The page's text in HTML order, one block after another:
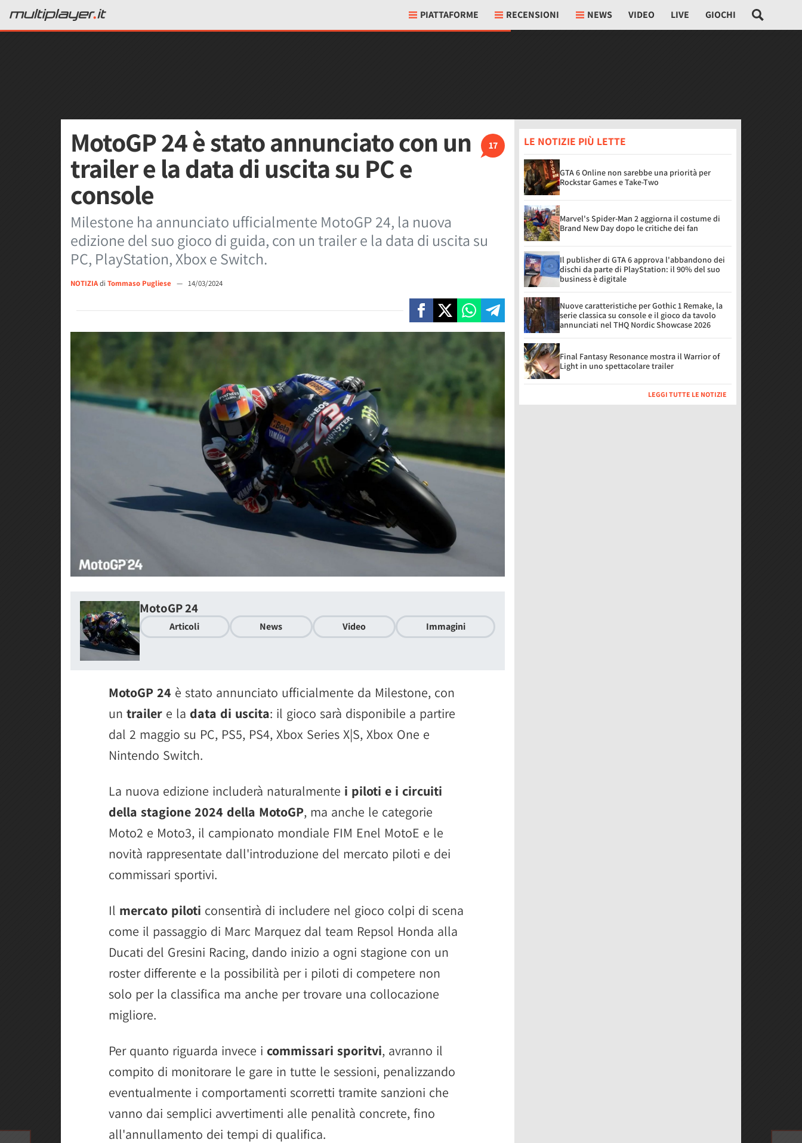
PIATTAFORME RECENSIONI NEWS VIDEO LIVE GIOCHI
17
MotoGP 24 è stato annunciato con un
trailer e la data di uscita su PC e
console
Milestone ha annunciato ufficialmente MotoGP 24, la nuova
edizione del suo gioco di guida, con un trailer e la data di uscita su
PC, PlayStation, Xbox e Switch.
NOTIZIAdi Tommaso Pugliese — 14/03/2024
MotoGP 24
Articoli News Video Immagini
MotoGP 24 è stato annunciato ufficialmente da Milestone, con
un trailer e la data di uscita: il gioco sarà disponibile a partire
dal 2 maggio su PC, PS5, PS4, Xbox Series X|S, Xbox One e
Nintendo Switch.
La nuova edizione includerà naturalmente i piloti e i circuiti
della stagione 2024 della MotoGP, ma anche le categorie
Moto2 e Moto3, il campionato mondiale FIM Enel MotoE e le
novità rappresentate dall'introduzione del mercato piloti e dei
commissari sportivi.
Il mercato piloti consentirà di includere nel gioco colpi di scena
come il passaggio di Marc Marquez dal team Repsol Honda alla
Ducati del Gresini Racing, dando inizio a ogni stagione con un
roster differente e la possibilità per i piloti di competere non
solo per la classifica ma anche per trovare una collocazione
migliore.
Per quanto riguarda invece i commissari sporitvi, avranno il
compito di monitorare le gare in tutte le sessioni, penalizzando
eventualmente i comportamenti scorretti tramite sanzioni che
vanno dai semplici avvertimenti alle penalità concrete, fino
all'annullamento dei tempi di qualifica.
LE NOTIZIE PIÙ LETTE
GTA 6 Online non sarebbe una priorità per
Rockstar Games e Take-Two
Marvel's Spider-Man 2 aggiorna il costume di
Brand New Day dopo le critiche dei fan
Il publisher di GTA 6 approva l'abbandono dei
dischi da parte di PlayStation: il 90% del suo
business è digitale
Nuove caratteristiche per Gothic 1 Remake, la
serie classica su console e il gioco da tavolo
annunciati nel THQ Nordic Showcase 2026
Final Fantasy Resonance mostra il Warrior of
Light in uno spettacolare trailer
LEGGI TUTTE LE NOTIZIE